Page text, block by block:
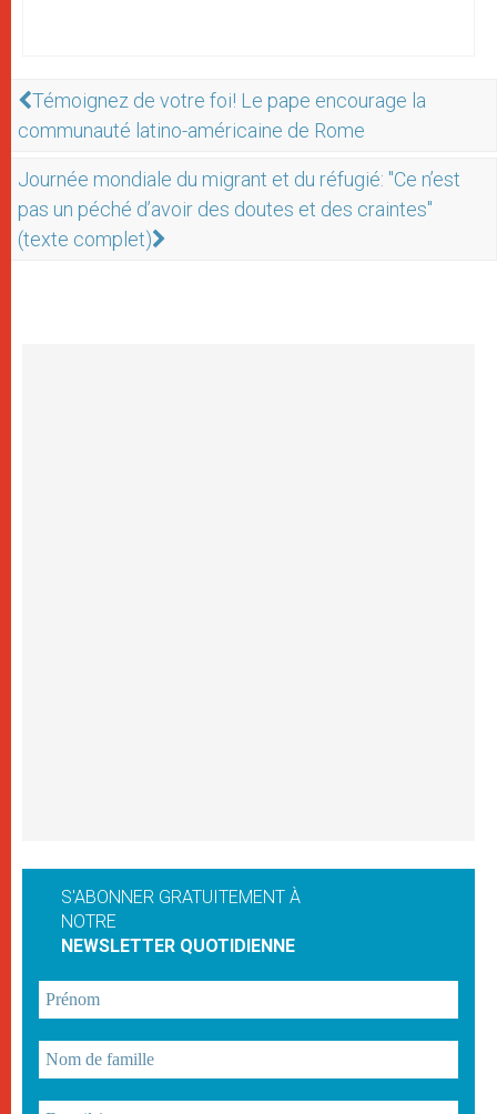
Témoignez de votre foi! Le pape encourage la
communauté latino-américaine de Rome
Journée mondiale du migrant et du réfugié: "Ce n’est
pas un péché d’avoir des doutes et des craintes"
(texte complet)
S'ABONNER GRATUITEMENT À
NOTRE
NEWSLETTER QUOTIDIENNE